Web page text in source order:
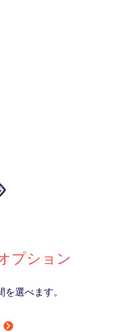
プション
選べます。